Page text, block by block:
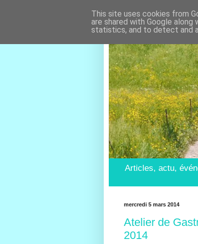
Articles, actu,
mercredi 5 mars 2014
Atelier de
2014
This site uses cookies from
are shared with Google
statistics, and to detect and